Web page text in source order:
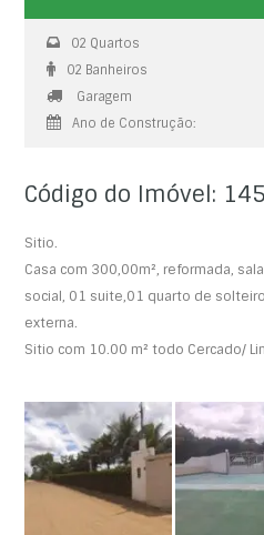
02 Quartos
02 Banheiros
Garagem
Ano de Construção:
Código do Imóvel:
Sitio.
Casa com 300,00m², reformada,
social, 01 suite,01 quarto de
externa.
Sitio com 10.00 m² todo Cercado/